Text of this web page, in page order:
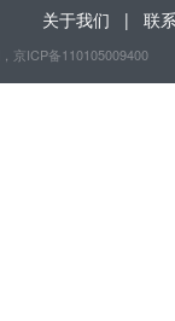
关于我们 | 联
，京ICP备110105009400